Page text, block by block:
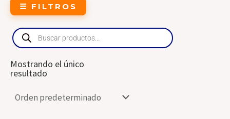
☰ FILTROS
Products
search
Mostrando el único
resultado